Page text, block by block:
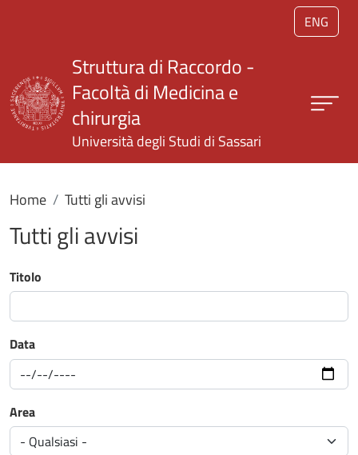
Salta al contenuto principale
ENG
Struttura di Raccordo -
Facoltà di Medicina e
chirurgia
Università degli Studi di Sassari
Home Tutti gli avvisi
Tutti gli avvisi
Titolo
Data
Area